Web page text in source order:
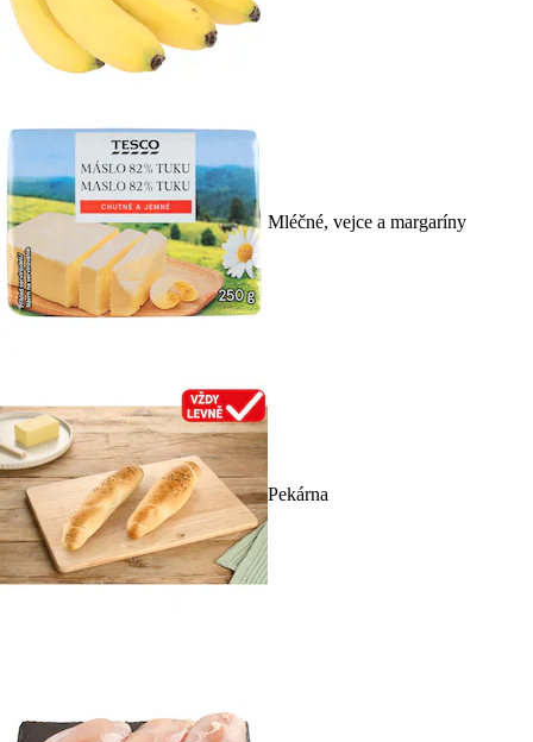
Mléčné, vejce a margaríny
Pekárna